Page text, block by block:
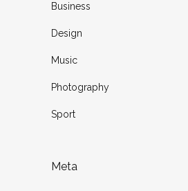
Business
Design
Music
Photography
Sport
Meta